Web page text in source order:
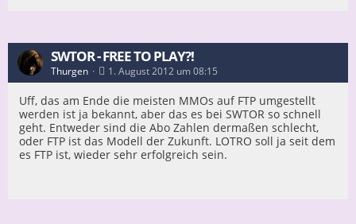
SWTOR - FREE TO PLAY?!
Thurgen 1. August 2012 um 08:15
Uff, das am Ende die meisten MMOs auf FTP umgestellt
werden ist ja bekannt, aber das es bei SWTOR so schnell
geht. Entweder sind die Abo Zahlen dermaßen schlecht,
oder FTP ist das Modell der Zukunft. LOTRO soll ja seit dem
es FTP ist, wieder sehr erfolgreich sein.